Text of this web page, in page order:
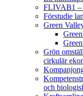
FLIVAB1 –
Förstudie
Green
Grön
cirkulär
och